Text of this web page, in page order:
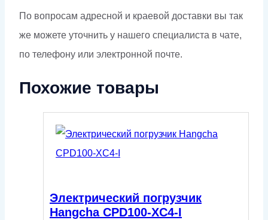
По вопросам адресной и краевой доставки вы так
же можете уточнить у нашего специалиста в чате,
по телефону или электронной почте.
Похожие товары
Электрический погрузчик
Hangcha CPD100-XC4-I